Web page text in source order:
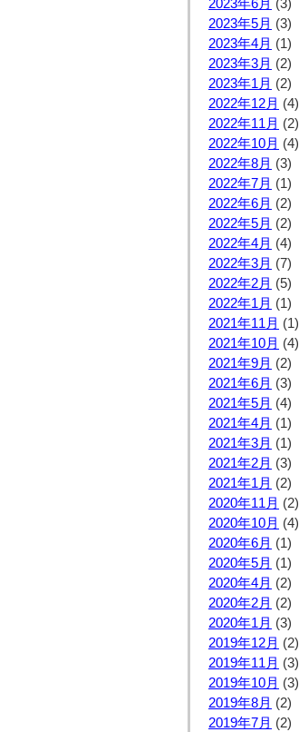
2023年6月 (3)
2023年5月 (3)
2023年4月 (1)
2023年3月 (2)
2023年1月 (2)
2022年12月 (4)
2022年11月 (2)
2022年10月 (4)
2022年8月 (3)
2022年7月 (1)
2022年6月 (2)
2022年5月 (2)
2022年4月 (4)
2022年3月 (7)
2022年2月 (5)
2022年1月 (1)
2021年11月 (1)
2021年10月 (4)
2021年9月 (2)
2021年6月 (3)
2021年5月 (4)
2021年4月 (1)
2021年3月 (1)
2021年2月 (3)
2021年1月 (2)
2020年11月 (2)
2020年10月 (4)
2020年6月 (1)
2020年5月 (1)
2020年4月 (2)
2020年2月 (2)
2020年1月 (3)
2019年12月 (2)
2019年11月 (3)
2019年10月 (3)
2019年8月 (2)
2019年7月 (2)